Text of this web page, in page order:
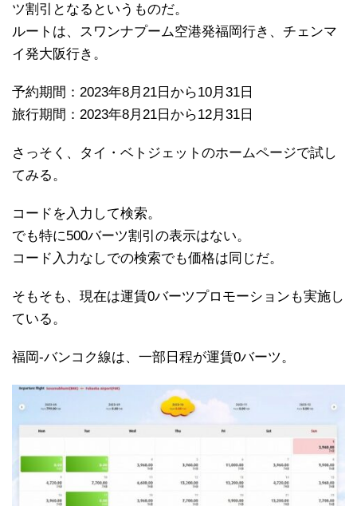
ツ割引となるというものだ。
ルートは、スワンナプーム空港発福岡行き、チェンマ
イ発大阪行き。
予約期間：2023年8月21日から10月31日
旅行期間：2023年8月21日から12月31日
さっそく、タイ・ベトジェットのホームページで試し
てみる。
コードを入力して検索。
でも特に500バーツ割引の表示はない。
コード入力なしでの検索でも価格は同じだ。
そもそも、現在は運賃0バーツプロモーションも実施し
ている。
福岡-バンコク線は、一部日程が運賃0バーツ。